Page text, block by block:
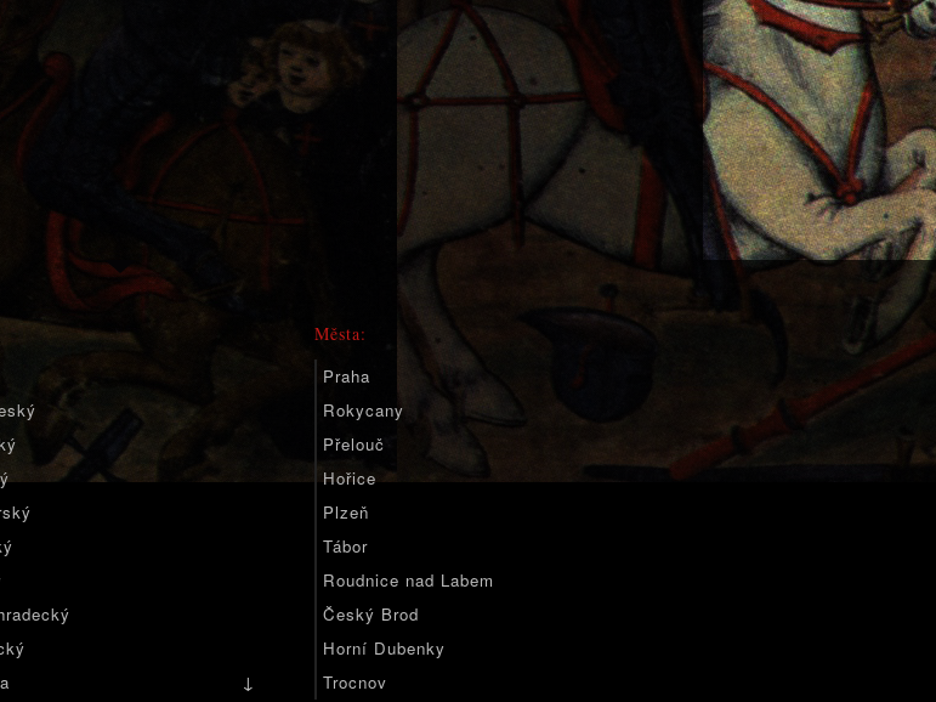
↓
Města:
Praha
Rokycany
Přelouč
Hořice
Plzeň
Tábor
Roudnice nad Labem
Český Brod
Horní Dubenky
Trocnov